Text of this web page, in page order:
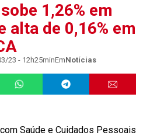
1,26% em
alta de 0,16% em
23 - 12h25minEmNotícias
Saúde e Cuidados Pessoais